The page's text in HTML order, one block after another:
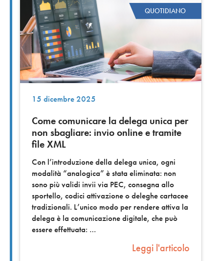
QUOTIDIANO
15 dicembre 2025
Come comunicare la delega unica per
non sbagliare: invio online e tramite
file XML
Con l’introduzione della delega unica, ogni
modalità “analogica” è stata eliminata: non
sono più validi invii via PEC, consegna allo
sportello, codici attivazione o deleghe cartacee
tradizionali. L’unico modo per rendere attiva la
delega è la comunicazione digitale, che può
essere effettuata:
Leggi l'articolo